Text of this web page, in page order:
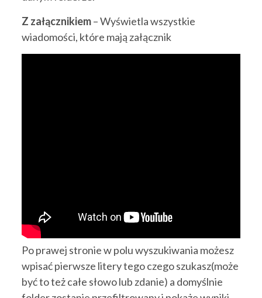
Z załącznikiem– Wyświetla wszystkie
wiadomości, które mają załącznik
Po prawej stronie w polu wyszukiwania możesz
wpisać pierwsze litery tego czego szukasz(może
być to też całe słowo lub zdanie) a domyślnie